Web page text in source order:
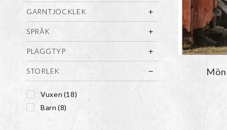
GARNTJOCKLEK
SPRÅK
PLAGGTYP
STORLEK
Vuxen (18)
Barn (8)